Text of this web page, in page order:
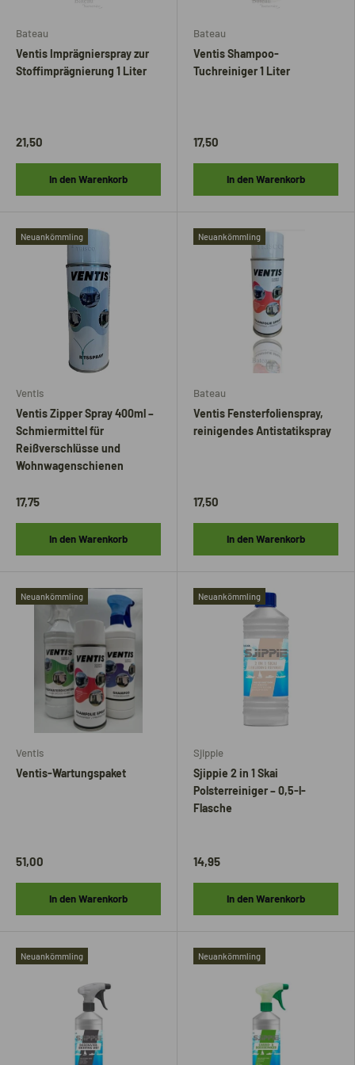
Bateau
Ventis Imprägnierspray zur
Stoffimprägnierung 1 Liter
21,50
In den Warenkorb
Bateau
Ventis Shampoo-
Tuchreiniger 1 Liter
17,50
In den Warenkorb
Neuankömmling
Ventis
Ventis Zipper Spray 400ml –
Schmiermittel für
Reißverschlüsse und
Wohnwagenschienen
17,75
In den Warenkorb
Neuankömmling
Bateau
Ventis Fensterfolienspray,
reinigendes Antistatikspray
17,50
In den Warenkorb
Neuankömmling
Ventis
Ventis-Wartungspaket
51,00
In den Warenkorb
Neuankömmling
Sjippie
Sjippie 2 in 1 Skai
Polsterreiniger – 0,5-l-
Flasche
14,95
In den Warenkorb
Neuankömmling Neuankömmling